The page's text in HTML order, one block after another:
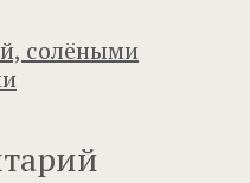
солёными